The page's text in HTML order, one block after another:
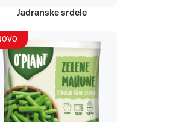
Jadranske srdele